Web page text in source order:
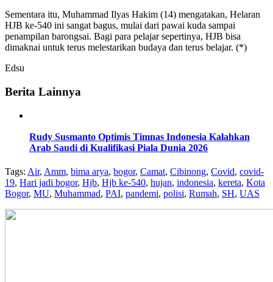
Sementara itu, Muhammad Ilyas Hakim (14) mengatakan, Helaran
HJB ke-540 ini sangat bagus, mulai dari pawai kuda sampai
penampilan barongsai. Bagi para pelajar sepertinya, HJB bisa
dimaknai untuk terus melestarikan budaya dan terus belajar. (*)
Edsu
Berita Lainnya
Rudy Susmanto Optimis Timnas Indonesia Kalahkan
Arab Saudi di Kualifikasi Piala Dunia 2026
Tags: Air, Amm, bima arya, bogor, Camat, Cibinong, Covid, covid-
19, Hari jadi bogor, Hjb, Hjb ke-540, hujan, indonesia, kereta, Kota
Bogor, MU, Muhammad, PAI, pandemi, polisi, Rumah, SH, UAS